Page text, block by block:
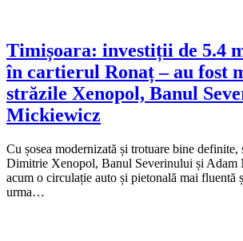
Timișoara: investiții de 5.4
în cartierul Ronaț – au fost
străzile Xenopol, Banul
Mickiewicz
Cu șosea modernizată și trotuare bine
Dimitrie Xenopol, Banul Severinului și Adam
acum o circulație auto și pietonală mai fluentă
urma…